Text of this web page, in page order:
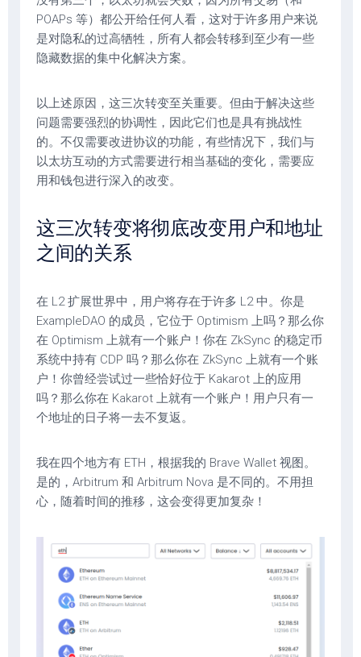
POAPs 等）都公开给任何人看，这对于许多用户来说
是对隐私的过高牺牲，所有人都会转移到至少有一些
隐藏数据的集中化解决方案。
以上述原因，这三次转变至关重要。但由于解决这些
问题需要强烈的协调性，因此它们也是具有挑战性
的。不仅需要改进协议的功能，有些情况下，我们与
以太坊互动的方式需要进行相当基础的变化，需要应
用和钱包进行深入的改变。
这三次转变将彻底改变用户和地址
之间的关系
在 L2 扩展世界中，用户将存在于许多 L2 中。你是
ExampleDAO 的成员，它位于 Optimism 上吗？那么你
在 Optimism 上就有一个账户！你在 ZkSync 的稳定币
系统中持有 CDP 吗？那么你在 ZkSync 上就有一个账
户！你曾经尝试过一些恰好位于 Kakarot 上的应用
吗？那么你在 Kakarot 上就有一个账户！用户只有一
个地址的日子将一去不复返。
我在四个地方有 ETH，根据我的 Brave Wallet 视图。
是的，Arbitrum 和 Arbitrum Nova 是不同的。不用担
心，随着时间的推移，这会变得更加复杂！